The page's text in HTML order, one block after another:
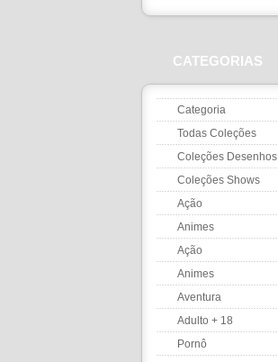
CATEGORIAS
Categoria
Todas Coleções
Coleções Desenhos
Coleções Shows
Ação
Animes
Ação
Animes
Aventura
Adulto + 18
Pornô